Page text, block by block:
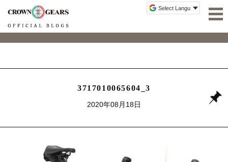
3717010065604_3
2020年08月18日